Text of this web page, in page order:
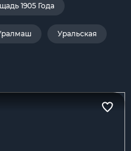
1905 Года
Уральская